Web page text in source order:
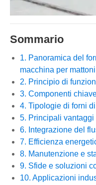
Sommario
1. Panoramica del
macchina per
2. Principio di
3. Componenti
4. Tipologie di forni
5. Principali vantaggi
6. Integrazione del
7. Efficienza
8. Manutenzione e
9. Sfide e soluzioni
10. Applicazioni